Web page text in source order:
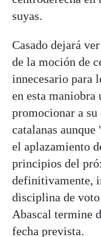
suyas.
Casado dejará
de la moción de
innecesario para
en esta maniobra
promocionar a su
catalanas
el aplazamiento
principios del
definitivamente,
disciplina de voto
Abascal termine
fecha prevista.